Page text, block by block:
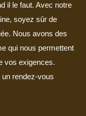
il le faut. Avec notre
soyez sûr de
Nous avons des
qui nous permettent
vos exigences.
rendez-vous